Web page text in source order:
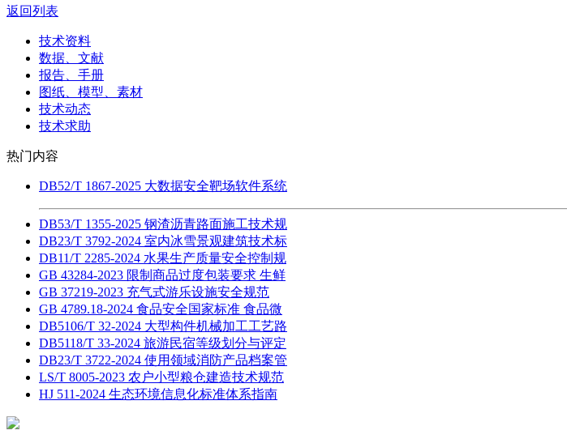
返回列表
技术资料
数据、文献
报告、手册
图纸、模型、素材
技术动态
技术求助
热门内容
DB52/T 1867-2025 大数据安全靶场软件系统
DB53/T 1355-2025 钢渣沥青路面施工技术规
DB23/T 3792-2024 室内冰雪景观建筑技术标
DB11/T 2285-2024 水果生产质量安全控制规
GB 43284-2023 限制商品过度包装要求 生鲜
GB 37219-2023 充气式游乐设施安全规范
GB 4789.18-2024 食品安全国家标准 食品微
DB5106/T 32-2024 大型构件机械加工工艺路
DB5118/T 33-2024 旅游民宿等级划分与评定
DB23/T 3722-2024 使用领域消防产品档案管
LS/T 8005-2023 农户小型粮仓建造技术规范
HJ 511-2024 生态环境信息化标准体系指南